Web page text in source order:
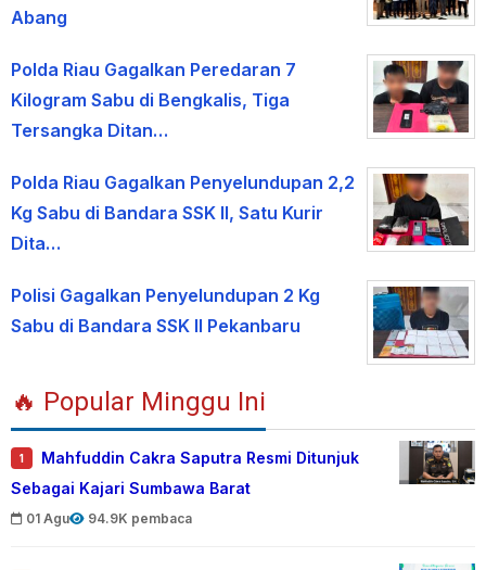
Abang
Polda Riau Gagalkan Peredaran 7
Kilogram Sabu di Bengkalis, Tiga
Tersangka Ditan…
Polda Riau Gagalkan Penyelundupan 2,2
Kg Sabu di Bandara SSK II, Satu Kurir
Dita…
Polisi Gagalkan Penyelundupan 2 Kg
Sabu di Bandara SSK II Pekanbaru
🔥 Popular Minggu Ini
1
Mahfuddin Cakra Saputra Resmi Ditunjuk
Sebagai Kajari Sumbawa Barat
01 Agu 94.9K pembaca